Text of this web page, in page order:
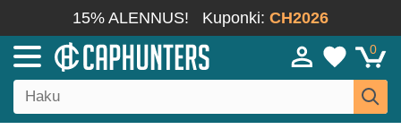
15% ALENNUS! Kuponki: CH2026
0